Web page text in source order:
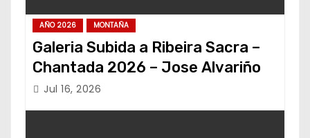
AÑO 2026 MONTAÑA
Galeria Subida a Ribeira Sacra –
Chantada 2026 – Jose Alvariño
Jul 16, 2026